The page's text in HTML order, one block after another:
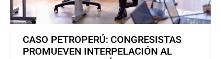
CASO PETROPERÚ: CONGRESISTAS
PROMUEVEN INTERPELACIÓN AL